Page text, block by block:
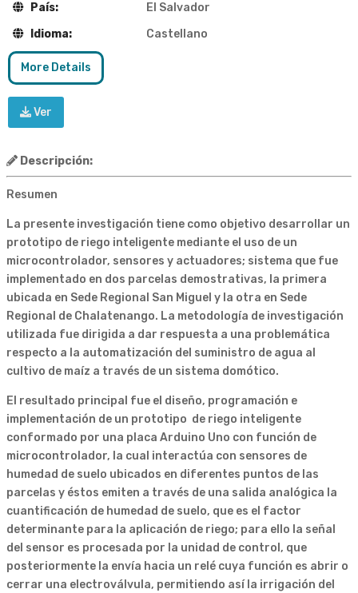
País:
El Salvador
Idioma:
Castellano
More Details
Ver
Descripción:
Resumen
La presente investigación tiene como objetivo desarrollar un
prototipo de riego inteligente mediante el uso de un
microcontrolador, sensores y actuadores; sistema que fue
implementado en dos parcelas demostrativas, la primera
ubicada en Sede Regional San Miguel y la otra en Sede
Regional de Chalatenango. La metodología de investigación
utilizada fue dirigida a dar respuesta a una problemática
respecto a la automatización del suministro de agua al
cultivo de maíz a través de un sistema domótico.
El resultado principal fue el diseño, programación e
implementación de un prototipo de riego inteligente
conformado por una placa Arduino Uno con función de
microcontrolador, la cual interactúa con sensores de
humedad de suelo ubicados en diferentes puntos de las
parcelas y éstos emiten a través de una salida analógica la
cuantificación de humedad de suelo, que es el factor
determinante para la aplicación de riego; para ello la señal
del sensor es procesada por la unidad de control, que
posteriormente la envía hacia un relé cuya función es abrir o
cerrar una electroválvula, permitiendo así la irrigación del